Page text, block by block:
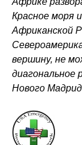
Красное моря
Африканской
вершину, не
диагональное
Нового